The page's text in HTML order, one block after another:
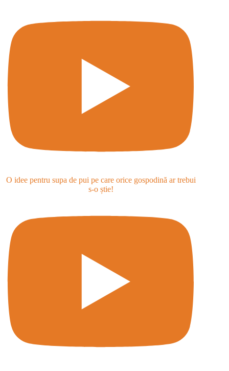
O idee pentru supa de pui pe care orice gospodină ar trebui
s-o știe!